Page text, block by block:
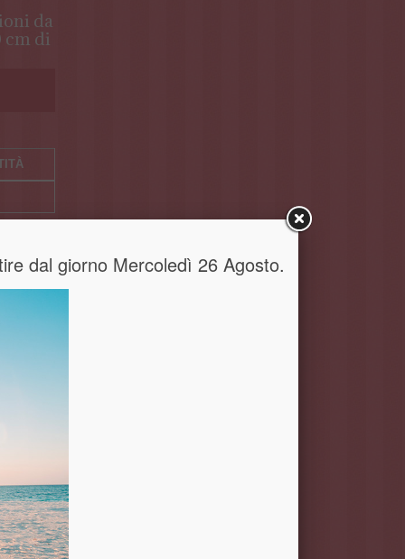
da
cm di
dal giorno Mercoledì 26 Agosto.